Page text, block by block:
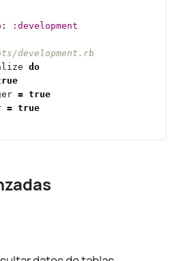
: :development
development.rb
do
= true
= true